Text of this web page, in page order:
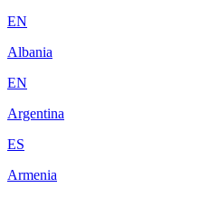
EN
Albania
EN
Argentina
ES
Armenia